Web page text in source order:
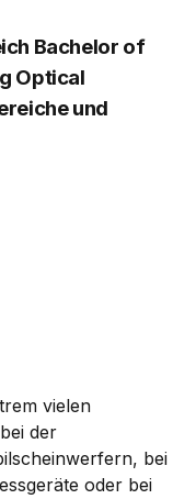
Bachelor of
Optical
und
vielen
der
bei
oder bei